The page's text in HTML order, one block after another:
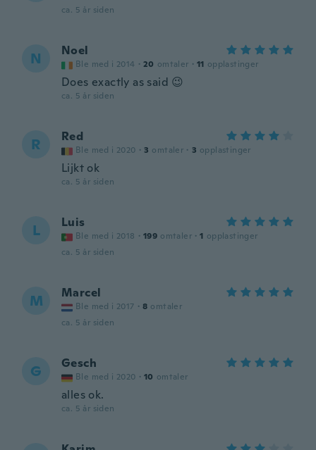
ca. 5 år siden
N Noel
Ble med i 2014 · 20 omtaler · 11 opplastinger
Does exactly as said 😉
ca. 5 år siden
R Red
Ble med i 2020 · 3 omtaler · 3 opplastinger
Lijkt ok
ca. 5 år siden
L Luis
Ble med i 2018 · 199 omtaler · 1 opplastinger
ca. 5 år siden
M Marcel
Ble med i 2017 · 8 omtaler
ca. 5 år siden
G Gesch
Ble med i 2020 · 10 omtaler
alles ok.
ca. 5 år siden